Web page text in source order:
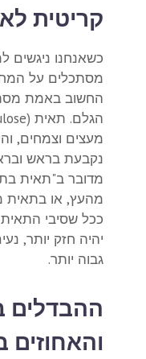
קריטית
כשאנחנו ניגשים
מסתכלים על
החשוב באמת
מעצים וצמחים,
נקבעת בראש
מהעץ, או בתאית
ככל שסיבי התאית
יהיה חזק יותר,
גבוה יותר.
ההבדלים
והאחוזים